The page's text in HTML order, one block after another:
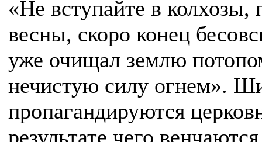
«Не вступайте в колхозы,
весны, скоро конец
уже очищал землю
нечистую силу огнем».
пропагандируются
результате чего